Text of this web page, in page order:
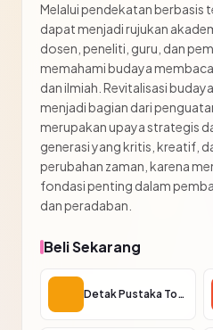
Melalui pendekatan berbasis
dapat menjadi rujukan
dosen, peneliti, guru, dan
memahami budaya
dan ilmiah. Revitalisasi
menjadi bagian dari
merupakan upaya strategis
generasi yang kritis, kreatif,
perubahan zaman, karena
fondasi penting dalam
dan peradaban.
Beli Sekarang
Detak Pustaka Toko